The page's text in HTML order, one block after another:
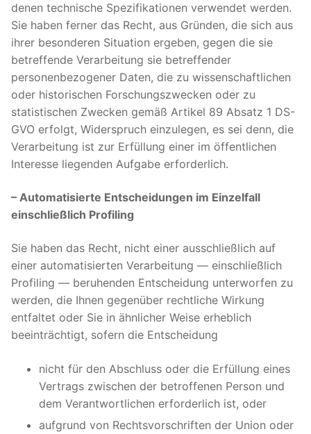
denen technische Spezifikationen verwendet werden.
Sie haben ferner das Recht, aus Gründen, die sich aus
ihrer besonderen Situation ergeben, gegen die sie
betreffende Verarbeitung sie betreffender
personenbezogener Daten, die zu wissenschaftlichen
oder historischen Forschungszwecken oder zu
statistischen Zwecken gemäß Artikel 89 Absatz 1 DS-
GVO erfolgt, Widerspruch einzulegen, es sei denn, die
Verarbeitung ist zur Erfüllung einer im öffentlichen
Interesse liegenden Aufgabe erforderlich.
– Automatisierte Entscheidungen im Einzelfall
einschließlich Profiling
Sie haben das Recht, nicht einer ausschließlich auf
einer automatisierten Verarbeitung — einschließlich
Profiling — beruhenden Entscheidung unterworfen zu
werden, die Ihnen gegenüber rechtliche Wirkung
entfaltet oder Sie in ähnlicher Weise erheblich
beeinträchtigt, sofern die Entscheidung
nicht für den Abschluss oder die Erfüllung eines
Vertrags zwischen der betroffenen Person und
dem Verantwortlichen erforderlich ist, oder
aufgrund von Rechtsvorschriften der Union oder